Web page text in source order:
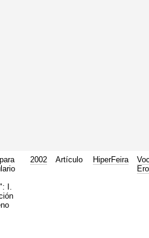
I.
2002 Artículo HiperFeira